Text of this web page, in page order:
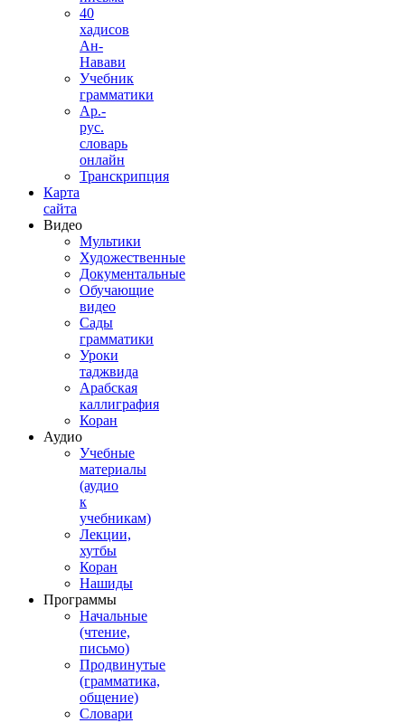
40
хадисов
Ан-
Навави
Учебник
грамматики
Ар.-
рус.
словарь
онлайн
Транскрипция
Карта
сайта
Видео
Мультики
Художественные
Документальные
Обучающие
видео
Сады
грамматики
Уроки
таджвида
Арабская
каллиграфия
Коран
Аудио
Учебные
материалы
(аудио
к
учебникам)
Лекции,
хутбы
Коран
Нашиды
Программы
Начальные
(чтение,
письмо)
Продвинутые
(грамматика,
общение)
Словари